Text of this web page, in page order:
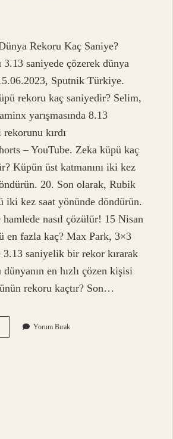
Rekoru Kaç Saniye?
saniyede çözerek dünya
Sputnik Türkiye.
rekoru kaç saniyedir? Selim,
yarışmasında 8.13
kırdı
– YouTube. Zeka küpü kaç
Küpün üst katmanını iki kez
20. Son olarak, Rubik
iki kez saat yönünde döndürün.
nasıl çözülür! 15 Nisan
en fazla kaç? Max Park, 3×3
saniyelik bir rekor kırarak
en hızlı çözen kişisi
rekoru kaçtır? Son…
Yorum Bırak